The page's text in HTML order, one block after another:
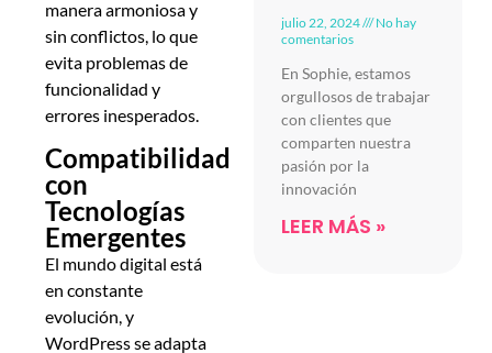
manera armoniosa y
sin conflictos, lo que
evita problemas de
funcionalidad y
errores inesperados.
Compatibilidad
con
Tecnologías
Emergentes
El mundo digital está
en constante
evolución, y
WordPress se adapta
julio 22, 2024
No hay
comentarios
En Sophie, estamos
orgullosos de trabajar
con clientes que
comparten nuestra
pasión por la
innovación
LEER MÁS »